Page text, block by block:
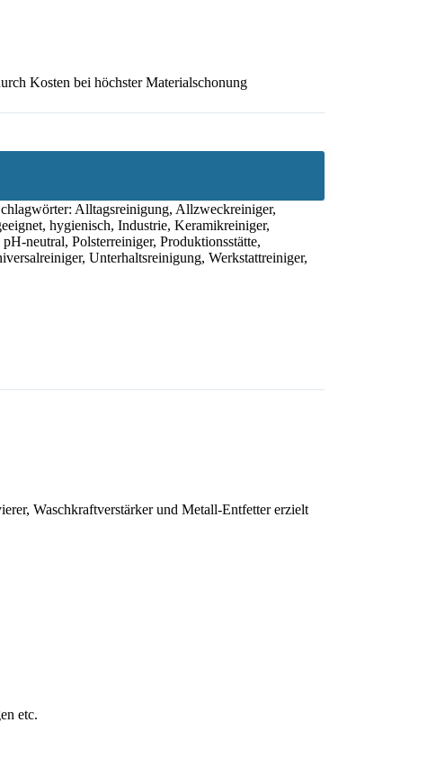
Kosten bei höchster Materialschonung
Alltagsreinigung, Allzweckreiniger,
, hygienisch, Industrie, Keramikreiniger,
pH-neutral, Polsterreiniger, Produktionsstätte,
, Unterhaltsreinigung, Werkstattreiniger,
Waschkraftverstärker und Metall-Entfetter erzielt
etc.